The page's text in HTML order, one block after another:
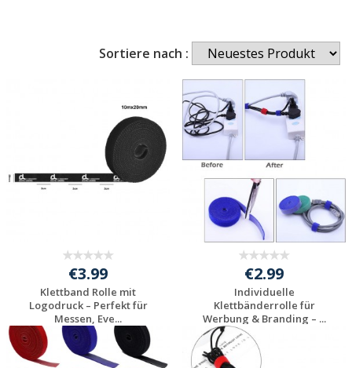
Sortiere nach :
€3.99
Klettband Rolle mit
Logodruck – Perfekt für
Messen, Eve...
Jetzt Angebot
anfordern
€2.99
Individuelle
Klettbänderrolle für
Werbung & Branding – ...
Jetzt Angebot
anfordern